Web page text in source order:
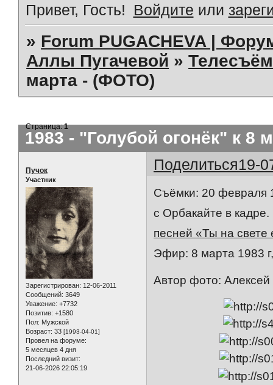
Привет, Гость! Войдите или
» Forum PUGACHEVA |
Аллы Пугачевой »
марта - (ФОТО)
1983 - "Голубой огонёк" к 8
Страница:1
Поделиться19-
Пучок
Участник
Зарегистрирован: 12-06-2011
Сообщений: 3649
Уважение: +7732
Позитив: +1580
Пол: Мужской
Возраст: 33 [1993-04-01]
Провел на форуме:
5 месяцев 4 дня
Последний визит:
21-06-2026 22:05:19
Съёмки: 20 февраля
с Орбакайте в
песней «Ты на свете
Эфир: 8 марта 1983
Автор фото: Алексей